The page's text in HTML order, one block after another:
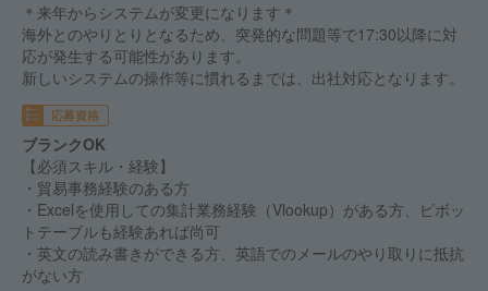
＊来年からシステムが変更になります＊
海外とのやりとりとなるため、突発的な問題等で17:30以降に対
応が発生する可能性があります。
新しいシステムの操作等に慣れるまでは、出社対応となります。
応募資格
ブランクOK
【必須スキル・経験】
・貿易事務経験のある方
・Excelを使用しての集計業務経験（Vlookup）がある方、ピボッ
トテーブルも経験あれば尚可
・英文の読み書きができる方、英語でのメールのやり取りに抵抗
がない方